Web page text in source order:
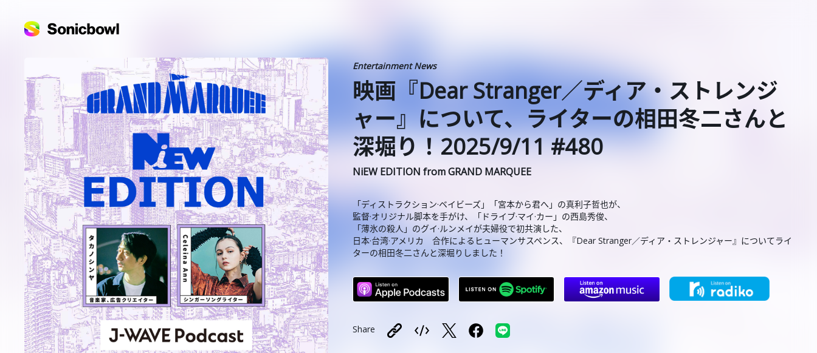
Entertainment News
映画『Dear Stranger／ディア・ストレンジ
ャー』について、ライターの相田冬二さんと
深堀り！2025/9/11 #480
NiEW EDITION from GRAND MARQUEE
「ディストラクション·ベイビーズ」「宮本から君へ」の真利子哲也が、
監督·オリジナル脚本を手がけ、「ドライブ·マイ·カー」の西島秀俊、
「薄氷の殺人」のグイ·ルンメイが夫婦役で初共演した、
日本·台湾·アメリカ 合作によるヒューマンサスペンス、『Dear Stranger／ディア・ストレンジャー』についてライ
ターの相田冬二さんと深堀りしました！
Share